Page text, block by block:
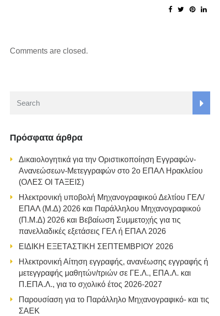
Comments are closed.
Πρόσφατα άρθρα
Δικαιολογητικά για την Οριστικοποίηση Εγγραφών-
Ανανεώσεων-Μετεγγραφών στο 2ο ΕΠΑΛ Ηρακλείου
(ΟΛΕΣ ΟΙ ΤΑΞΕΙΣ)
Ηλεκτρονική υποβολή Μηχανογραφικού Δελτίου ΓΕΛ/
ΕΠΑΛ (Μ.Δ) 2026 και Παράλληλου Μηχανογραφικού
(Π.Μ.Δ) 2026 και Βεβαίωση Συμμετοχής για τις
πανελλαδικές εξετάσεις ΓΕΛ ή ΕΠΑΛ 2026
ΕΙΔΙΚΗ ΕΞΕΤΑΣΤΙΚΗ ΣΕΠΤΕΜΒΡΙΟΥ 2026
Ηλεκτρονική Αίτηση εγγραφής, ανανέωσης εγγραφής ή
μετεγγραφής μαθητών/τριών σε ΓΕ.Λ., ΕΠΑ.Λ. και
Π.ΕΠΑ.Λ., για το σχολικό έτος 2026-2027
Παρουσίαση για το Παράλληλο Μηχανογραφικό- και τις
ΣΑΕΚ